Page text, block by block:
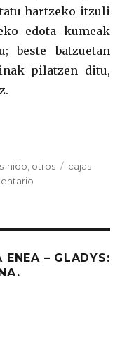
hartzeko itzuli
edota kumeak
beste batzuetan
pilatzen ditu,
nido otros Etiquetas
cajas
del
gris
ENEA – GLADYS: